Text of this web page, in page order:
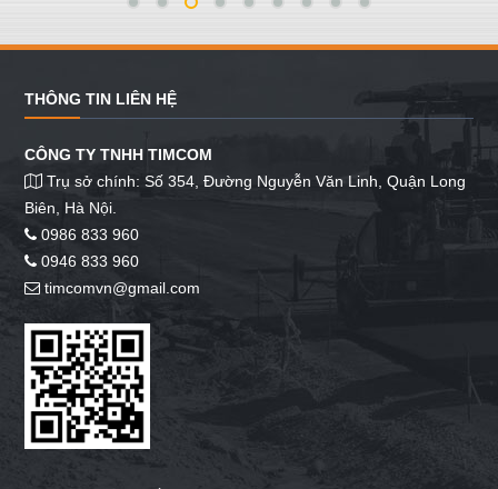
THÔNG TIN LIÊN HỆ
CÔNG TY TNHH TIMCOM
Trụ sở chính: Số 354, Đường Nguyễn Văn Linh, Quận Long
Biên, Hà Nội.
0986 833 960
0946 833 960
timcomvn@gmail.com